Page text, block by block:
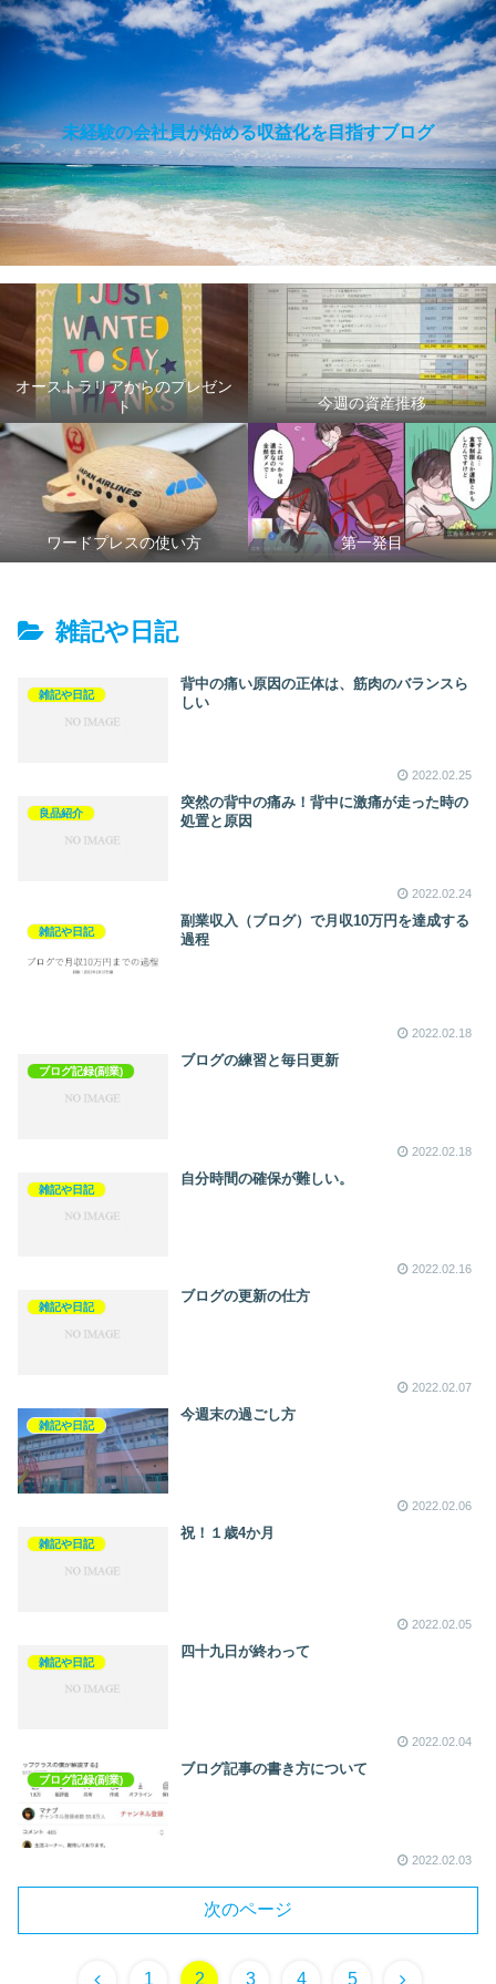
未経験の会社員が始める収益化を目指すブログ
オーストラリアからのプレゼン
ト
今週の資産推移
ワードプレスの使い方 第一発目
雑記や日記
雑記や日記
背中の痛い原因の正体は、筋肉のバランスら
しい
2022.02.25
良品紹介
突然の背中の痛み！背中に激痛が走った時の
処置と原因
2022.02.24
雑記や日記
副業収入（ブログ）で月収10万円を達成する
過程
2022.02.18
ブログ記録(副業)
ブログの練習と毎日更新
2022.02.18
雑記や日記
自分時間の確保が難しい。
2022.02.16
雑記や日記
ブログの更新の仕方
2022.02.07
雑記や日記
今週末の過ごし方
2022.02.06
雑記や日記
祝！１歳4か月
2022.02.05
雑記や日記
四十九日が終わって
2022.02.04
ブログ記録(副業)
ブログ記事の書き方について
2022.02.03
次のページ
1 2 3 4 5